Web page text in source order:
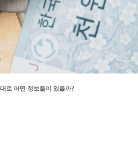
로 어떤 정보들이 있을까?